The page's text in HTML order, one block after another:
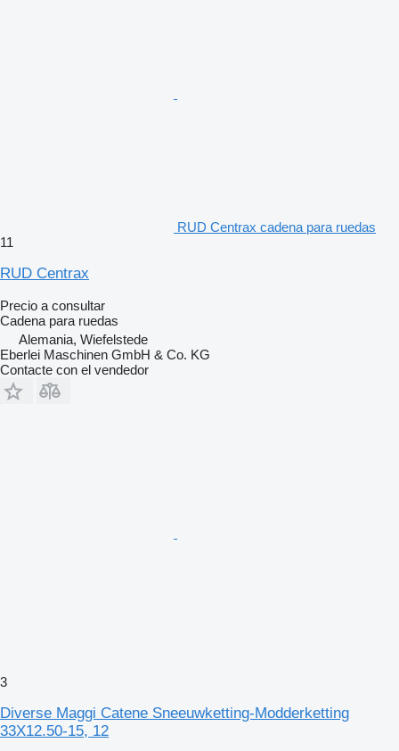
RUD Centrax cadena para ruedas
11
RUD Centrax
Precio a consultar
Cadena para ruedas
Alemania, Wiefelstede
Eberlei Maschinen GmbH & Co. KG
Contacte con el vendedor
3
Diverse Maggi Catene Sneeuwketting-Modderketting
33X12.50-15, 12